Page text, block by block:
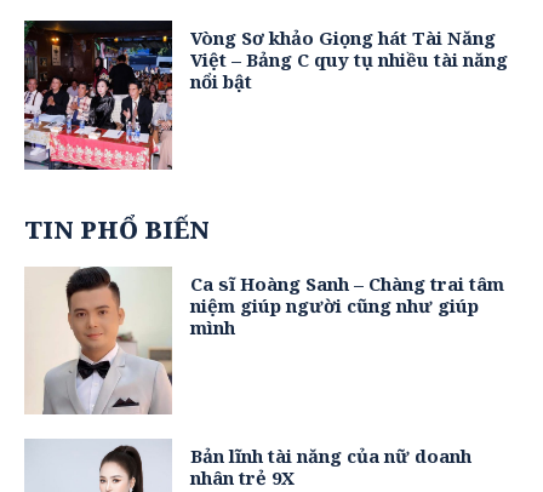
Vòng Sơ khảo Giọng hát Tài Năng
Việt – Bảng C quy tụ nhiều tài năng
nổi bật
TIN PHỔ BIẾN
Ca sĩ Hoàng Sanh – Chàng trai tâm
niệm giúp người cũng như giúp
mình
Bản lĩnh tài năng của nữ doanh
nhân trẻ 9X